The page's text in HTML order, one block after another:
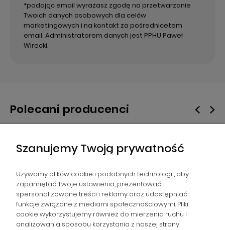
*podając email wyrażasz zgodę na przetwarzanie
Twoich danych osobowych dla celów
marketingowych i na kontakt za pośrednicetem
email. Administratorem danych jest PPHU Paweł
Wirecki.
Polecani producenci
NAWIGACJA
Szanujemy Twoją prywatność
Używamy plików cookie i podobnych technologii, aby
zapamiętać Twoje ustawienia, prezentować
spersonalizowane treści i reklamy oraz udostępniać
funkcje związane z mediami społecznościowymi. Pliki
cookie wykorzystujemy również do mierzenia ruchu i
analizowania sposobu korzystania z naszej strony